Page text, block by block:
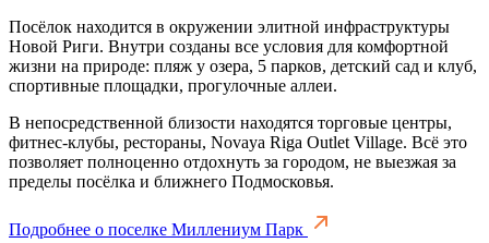
Посёлок находится в окружении элитной инфраструктуры
Новой Риги. Внутри созданы все условия для комфортной
жизни на природе: пляж у озера, 5 парков, детский сад и клуб,
спортивные площадки, прогулочные аллеи.
В непосредственной близости находятся торговые центры,
фитнес-клубы, рестораны, Novaya Riga Outlet Village. Всё это
позволяет полноценно отдохнуть за городом, не выезжая за
пределы посёлка и ближнего Подмосковья.
Подробнее о поселке Миллениум Парк